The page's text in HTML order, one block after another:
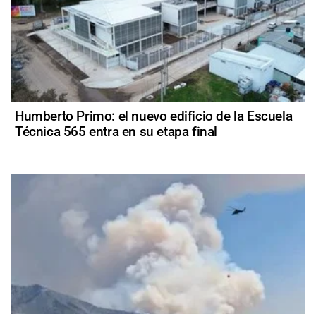
Humberto Primo: el nuevo edificio de la Escuela
Técnica 565 entra en su etapa final